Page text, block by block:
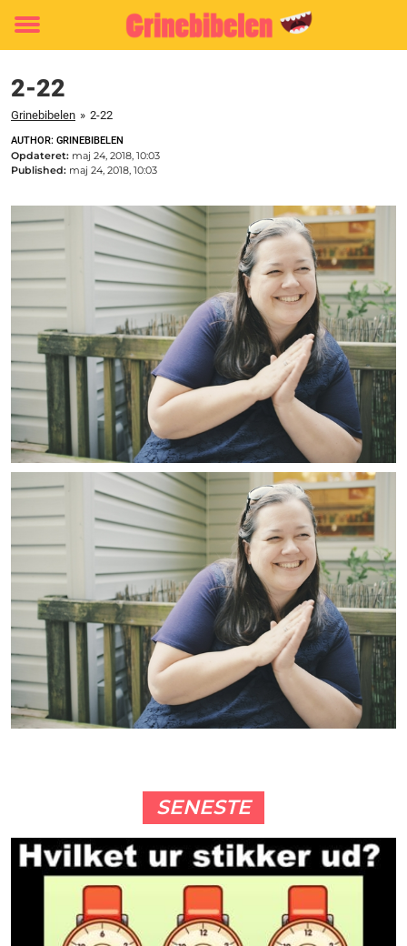
Toggle
2-22
Grinebibelen » 2-22
AUTHOR: GRINEBIBELEN
Opdateret: maj 24, 2018, 10:03
Published: maj 24, 2018, 10:03
SENESTE